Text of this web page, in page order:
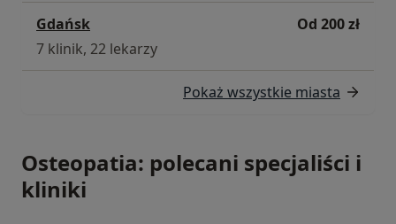
Gdańsk
Od 200 zł
7 klinik, 22 lekarzy
Pokaż wszystkie miasta
Osteopatia: polecani specjaliści i
kliniki